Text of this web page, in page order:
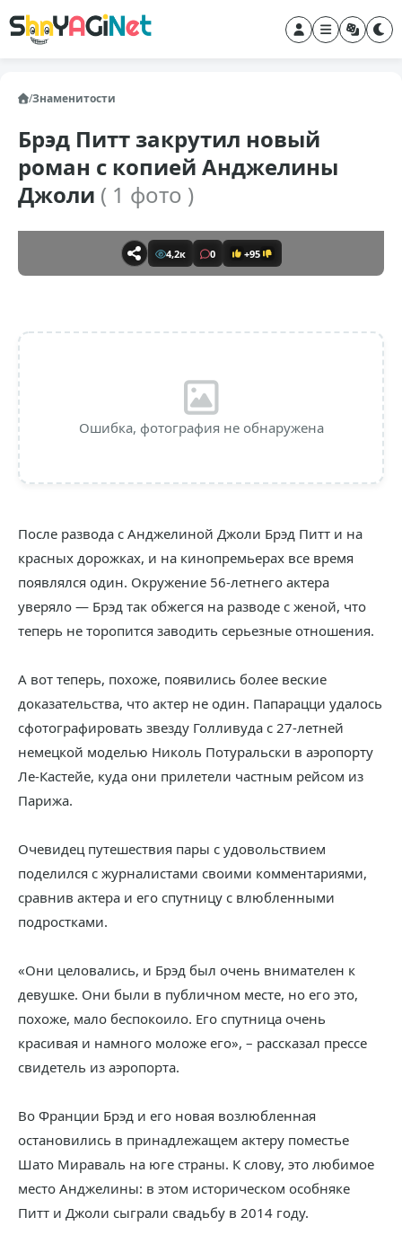
/Знаменитости
Брэд Питт закрутил новый
роман с копией Анджелины
Джоли ( 1 фото )
4,2к 0 +95
Ошибка, фотография не обнаружена
После развода с Анджелиной Джоли Брэд Питт и на
красных дорожках, и на кинопремьерах все время
появлялся один. Окружение 56-летнего актера
уверяло — Брэд так обжегся на разводе с женой, что
теперь не торопится заводить серьезные отношения.
А вот теперь, похоже, появились более веские
доказательства, что актер не один. Папарацци удалось
сфотографировать звезду Голливуда с 27-летней
немецкой моделью Николь Потуральски в аэропорту
Ле-Кастейе, куда они прилетели частным рейсом из
Парижа.
Очевидец путешествия пары с удовольствием
поделился с журналистами своими комментариями,
сравнив актера и его спутницу с влюбленными
подростками.
«Они целовались, и Брэд был очень внимателен к
девушке. Они были в публичном месте, но его это,
похоже, мало беспокоило. Его спутница очень
красивая и намного моложе его», – рассказал прессе
свидетель из аэропорта.
Во Франции Брэд и его новая возлюбленная
остановились в принадлежащем актеру поместье
Шато Мираваль на юге страны. К слову, это любимое
место Анджелины: в этом историческом особняке
Питт и Джоли сыграли свадьбу в 2014 году.